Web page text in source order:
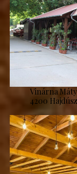
Vinárna
4200